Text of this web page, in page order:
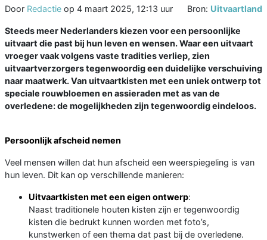
Door Redactie op 4 maart 2025, 12:13 uur Bron: Uitvaartland
Steeds meer Nederlanders kiezen voor een persoonlijke
uitvaart die past bij hun leven en wensen. Waar een uitvaart
vroeger vaak volgens vaste tradities verliep, zien
uitvaartverzorgers tegenwoordig een duidelijke verschuiving
naar maatwerk. Van uitvaartkisten met een uniek ontwerp tot
speciale rouwbloemen en assieraden met as van de
overledene: de mogelijkheden zijn tegenwoordig eindeloos.
Persoonlijk afscheid nemen
Veel mensen willen dat hun afscheid een weerspiegeling is van
hun leven. Dit kan op verschillende manieren:
Uitvaartkisten met een eigen ontwerp:
Naast traditionele houten kisten zijn er tegenwoordig
kisten die bedrukt kunnen worden met foto’s,
kunstwerken of een thema dat past bij de overledene.